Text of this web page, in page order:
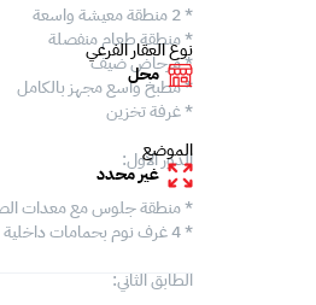
* 2 منطقة معيشة واسعة
* منطقة طعام منفصلة
* مرحاض ضيف
* مطبخ واسع مجهز بالكامل
* غرفة تخزين
الدور الأول:
* منطقة جلوس مع معدات
* 4 غرف نوم بحمامات داخلية وخزائن ملابس
الطابق الثاني:
نوع العقار الفرعي
محل
الموضع
غير محدد